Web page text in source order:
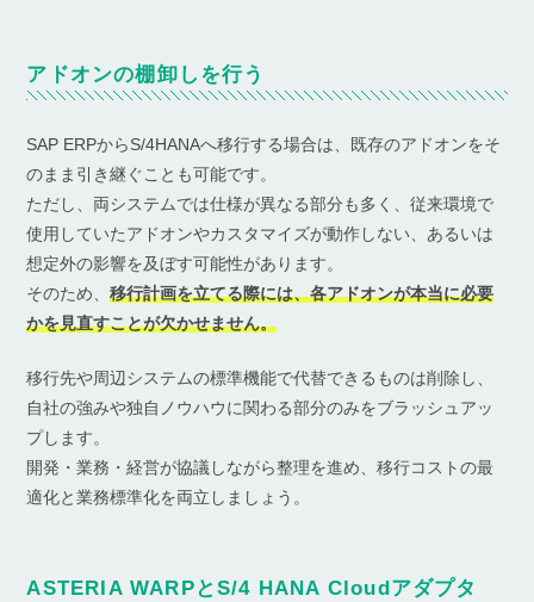
アドオンの棚卸しを行う
SAP ERPからS/4HANAへ移行する場合は、既存のアドオンをそ
のまま引き継ぐことも可能です。
ただし、両システムでは仕様が異なる部分も多く、従来環境で
使用していたアドオンやカスタマイズが動作しない、あるいは
想定外の影響を及ぼす可能性があります。
そのため、移行計画を立てる際には、各アドオンが本当に必要
かを見直すことが欠かせません。
移行先や周辺システムの標準機能で代替できるものは削除し、
自社の強みや独自ノウハウに関わる部分のみをブラッシュアッ
プします。
開発・業務・経営が協議しながら整理を進め、移行コストの最
適化と業務標準化を両立しましょう。
ASTERIA WARPとS/4 HANA Cloudアダプタ